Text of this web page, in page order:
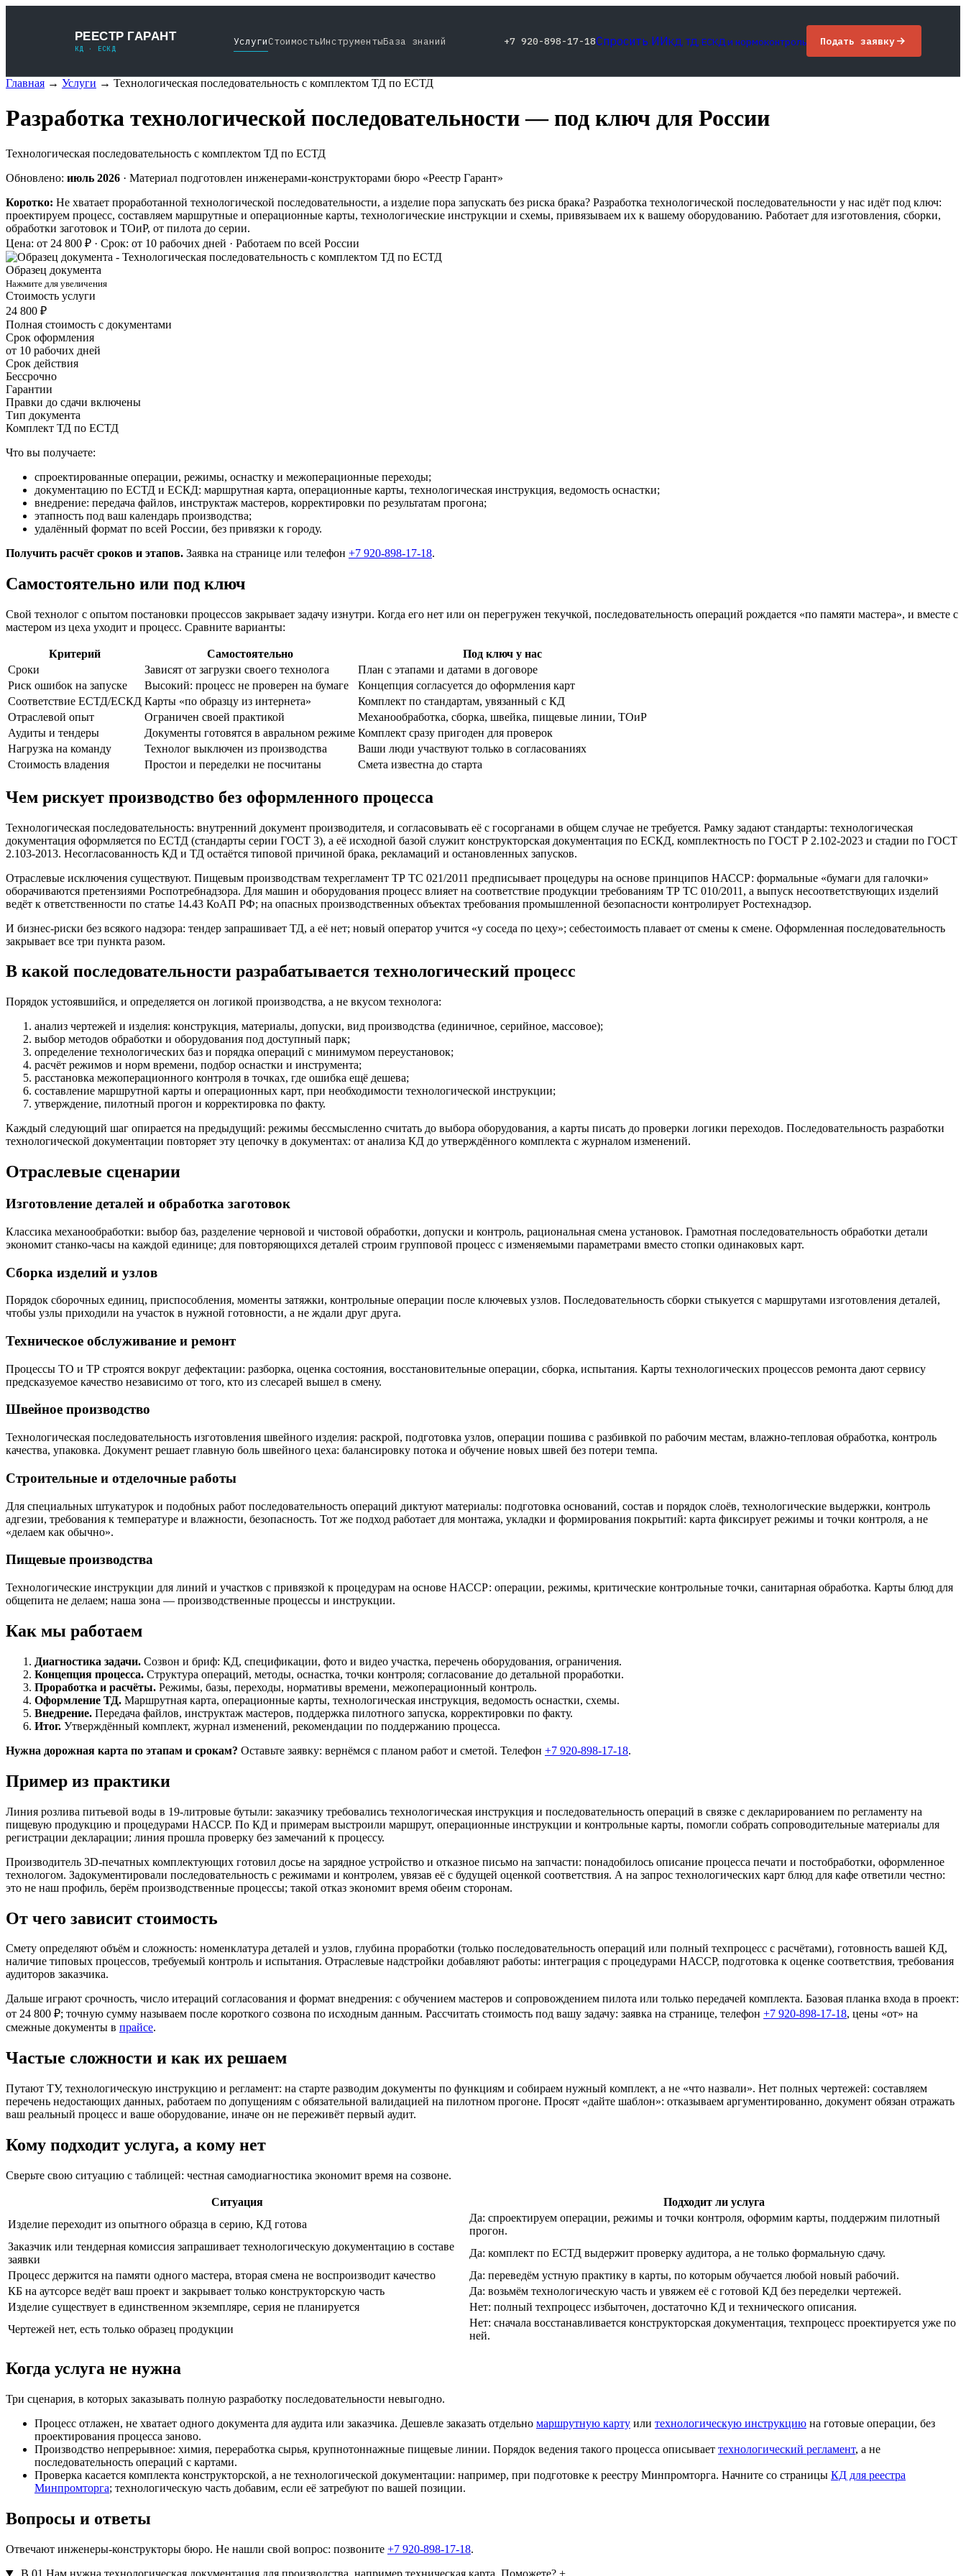
РЕЕСТР ГАРАНТ
КД · ЕСКД
УслугиСтоимостьИнструментыБаза знаний +7 920-898-17-18Спросить ИИКД, ТД, ЕСКД и нормоконтроль Подать заявку
Главная → Услуги → Технологическая последовательность с комплектом ТД по ЕСТД
Разработка технологической последовательности — под ключ для России
Технологическая последовательность с комплектом ТД по ЕСТД
Обновлено: июль 2026 · Материал подготовлен инженерами-конструкторами бюро «Реестр Гарант»
Коротко: Не хватает проработанной технологической последовательности, а изделие пора запускать без риска брака? Разработка технологической последовательности у нас идёт под ключ:
проектируем процесс, составляем маршрутные и операционные карты, технологические инструкции и схемы, привязываем их к вашему оборудованию. Работает для изготовления, сборки,
обработки заготовок и ТОиР, от пилота до серии.
Цена: от 24 800 ₽ · Срок: от 10 рабочих дней · Работаем по всей России
Образец документа
Нажмите для увеличения
Стоимость услуги
24 800 ₽
Полная стоимость с документами
Срок оформления
от 10 рабочих дней
Срок действия
Бессрочно
Гарантии
Правки до сдачи включены
Тип документа
Комплект ТД по ЕСТД
Что вы получаете:
спроектированные операции, режимы, оснастку и межоперационные переходы;
документацию по ЕСТД и ЕСКД: маршрутная карта, операционные карты, технологическая инструкция, ведомость оснастки;
внедрение: передача файлов, инструктаж мастеров, корректировки по результатам прогона;
этапность под ваш календарь производства;
удалённый формат по всей России, без привязки к городу.
Получить расчёт сроков и этапов. Заявка на странице или телефон +7 920-898-17-18.
Самостоятельно или под ключ
Свой технолог с опытом постановки процессов закрывает задачу изнутри. Когда его нет или он перегружен текучкой, последовательность операций рождается «по памяти мастера», и вместе с
мастером из цеха уходит и процесс. Сравните варианты:
Критерий Самостоятельно
Под ключ у нас
Сроки
Зависят от загрузки своего технолога
План с этапами и датами в договоре
Риск ошибок на запуске
Высокий: процесс не проверен на бумаге
Концепция согласуется до оформления карт
Соответствие ЕСТД/ЕСКД Карты «по образцу из интернета»
Комплект по стандартам, увязанный с КД
Отраслевой опыт
Ограничен своей практикой
Механообработка, сборка, швейка, пищевые линии, ТОиР
Аудиты и тендеры
Документы готовятся в авральном режиме Комплект сразу пригоден для проверок
Нагрузка на команду
Технолог выключен из производства
Ваши люди участвуют только в согласованиях
Стоимость владения
Простои и переделки не посчитаны Смета известна до старта
Чем рискует производство без оформленного процесса
Технологическая последовательность: внутренний документ производителя, и согласовывать её с госорганами в общем случае не требуется. Рамку задают стандарты: технологическая
документация оформляется по ЕСТД (стандарты серии ГОСТ 3), а её исходной базой служит конструкторская документация по ЕСКД, комплектность по ГОСТ Р 2.102-2023 и стадии по ГОСТ
2.103-2013. Несогласованность КД и ТД остаётся типовой причиной брака, рекламаций и остановленных запусков.
Отраслевые исключения существуют. Пищевым производствам техрегламент ТР ТС 021/2011 предписывает процедуры на основе принципов НАССР: формальные «бумаги для галочки»
оборачиваются претензиями Роспотребнадзора. Для машин и оборудования процесс влияет на соответствие продукции требованиям ТР ТС 010/2011, а выпуск несоответствующих изделий
ведёт к ответственности по статье 14.43 КоАП РФ; на опасных производственных объектах требования промышленной безопасности контролирует Ростехнадзор.
И бизнес-риски без всякого надзора: тендер запрашивает ТД, а её нет; новый оператор учится «у соседа по цеху»; себестоимость плавает от смены к смене. Оформленная последовательность
закрывает все три пункта разом.
В какой последовательности разрабатывается технологический процесс
Порядок устоявшийся, и определяется он логикой производства, а не вкусом технолога:
анализ чертежей и изделия: конструкция, материалы, допуски, вид производства (единичное, серийное, массовое);
выбор методов обработки и оборудования под доступный парк;
определение технологических баз и порядка операций с минимумом переустановок;
расчёт режимов и норм времени, подбор оснастки и инструмента;
расстановка межоперационного контроля в точках, где ошибка ещё дешева;
составление маршрутной карты и операционных карт, при необходимости технологической инструкции;
утверждение, пилотный прогон и корректировка по факту.
Каждый следующий шаг опирается на предыдущий: режимы бессмысленно считать до выбора оборудования, а карты писать до проверки логики переходов. Последовательность разработки
технологической документации повторяет эту цепочку в документах: от анализа КД до утверждённого комплекта с журналом изменений.
Отраслевые сценарии
Изготовление деталей и обработка заготовок
Классика механообработки: выбор баз, разделение черновой и чистовой обработки, допуски и контроль, рациональная смена установок. Грамотная последовательность обработки детали
экономит станко-часы на каждой единице; для повторяющихся деталей строим групповой процесс с изменяемыми параметрами вместо стопки одинаковых карт.
Сборка изделий и узлов
Порядок сборочных единиц, приспособления, моменты затяжки, контрольные операции после ключевых узлов. Последовательность сборки стыкуется с маршрутами изготовления деталей,
чтобы узлы приходили на участок в нужной готовности, а не ждали друг друга.
Техническое обслуживание и ремонт
Процессы ТО и ТР строятся вокруг дефектации: разборка, оценка состояния, восстановительные операции, сборка, испытания. Карты технологических процессов ремонта дают сервису
предсказуемое качество независимо от того, кто из слесарей вышел в смену.
Швейное производство
Технологическая последовательность изготовления швейного изделия: раскрой, подготовка узлов, операции пошива с разбивкой по рабочим местам, влажно-тепловая обработка, контроль
качества, упаковка. Документ решает главную боль швейного цеха: балансировку потока и обучение новых швей без потери темпа.
Строительные и отделочные работы
Для специальных штукатурок и подобных работ последовательность операций диктуют материалы: подготовка оснований, состав и порядок слоёв, технологические выдержки, контроль
адгезии, требования к температуре и влажности, безопасность. Тот же подход работает для монтажа, укладки и формирования покрытий: карта фиксирует режимы и точки контроля, а не
«делаем как обычно».
Пищевые производства
Технологические инструкции для линий и участков с привязкой к процедурам на основе НАССР: операции, режимы, критические контрольные точки, санитарная обработка. Карты блюд для
общепита не делаем; наша зона — производственные процессы и инструкции.
Как мы работаем
Диагностика задачи. Созвон и бриф: КД, спецификации, фото и видео участка, перечень оборудования, ограничения.
Концепция процесса. Структура операций, методы, оснастка, точки контроля; согласование до детальной проработки.
Проработка и расчёты. Режимы, базы, переходы, нормативы времени, межоперационный контроль.
Оформление ТД. Маршрутная карта, операционные карты, технологическая инструкция, ведомость оснастки, схемы.
Внедрение. Передача файлов, инструктаж мастеров, поддержка пилотного запуска, корректировки по факту.
Итог. Утверждённый комплект, журнал изменений, рекомендации по поддержанию процесса.
Нужна дорожная карта по этапам и срокам? Оставьте заявку: вернёмся с планом работ и сметой. Телефон +7 920-898-17-18.
Пример из практики
Линия розлива питьевой воды в 19-литровые бутыли: заказчику требовались технологическая инструкция и последовательность операций в связке с декларированием по регламенту на
пищевую продукцию и процедурами НАССР. По КД и примерам выстроили маршрут, операционные инструкции и контрольные карты, помогли собрать сопроводительные материалы для
регистрации декларации; линия прошла проверку без замечаний к процессу.
Производитель 3D-печатных комплектующих готовил досье на зарядное устройство и отказное письмо на запчасти: понадобилось описание процесса печати и постобработки, оформленное
технологом. Задокументировали последовательность с режимами и контролем, увязав её с будущей оценкой соответствия. А на запрос технологических карт блюд для кафе ответили честно:
это не наш профиль, берём производственные процессы; такой отказ экономит время обеим сторонам.
От чего зависит стоимость
Смету определяют объём и сложность: номенклатура деталей и узлов, глубина проработки (только последовательность операций или полный техпроцесс с расчётами), готовность вашей КД,
наличие типовых процессов, требуемый контроль и испытания. Отраслевые надстройки добавляют работы: интеграция с процедурами НАССР, подготовка к оценке соответствия, требования
аудиторов заказчика.
Дальше играют срочность, число итераций согласования и формат внедрения: с обучением мастеров и сопровождением пилота или только передачей комплекта. Базовая планка входа в проект:
от 24 800 ₽; точную сумму называем после короткого созвона по исходным данным. Рассчитать стоимость под вашу задачу: заявка на странице, телефон +7 920-898-17-18, цены «от» на
смежные документы в прайсе.
Частые сложности и как их решаем
Путают ТУ, технологическую инструкцию и регламент: на старте разводим документы по функциям и собираем нужный комплект, а не «что назвали». Нет полных чертежей: составляем
перечень недостающих данных, работаем по допущениям с обязательной валидацией на пилотном прогоне. Просят «дайте шаблон»: отказываем аргументированно, документ обязан отражать
ваш реальный процесс и ваше оборудование, иначе он не переживёт первый аудит.
Кому подходит услуга, а кому нет
Сверьте свою ситуацию с таблицей: честная самодиагностика экономит время на созвоне.
Ситуация
Подходит ли услуга
Изделие переходит из опытного образца в серию, КД готова
Да: спроектируем операции, режимы и точки контроля, оформим карты, поддержим пилотный
прогон.
Заказчик или тендерная комиссия запрашивает технологическую документацию в составе
заявки
Да: комплект по ЕСТД выдержит проверку аудитора, а не только формальную сдачу.
Процесс держится на памяти одного мастера, вторая смена не воспроизводит качество
Да: переведём устную практику в карты, по которым обучается любой новый рабочий.
КБ на аутсорсе ведёт ваш проект и закрывает только конструкторскую часть
Да: возьмём технологическую часть и увяжем её с готовой КД без переделки чертежей.
Изделие существует в единственном экземпляре, серия не планируется
Нет: полный техпроцесс избыточен, достаточно КД и технического описания.
Чертежей нет, есть только образец продукции
Нет: сначала восстанавливается конструкторская документация, техпроцесс проектируется уже по
ней.
Когда услуга не нужна
Три сценария, в которых заказывать полную разработку последовательности невыгодно.
Процесс отлажен, не хватает одного документа для аудита или заказчика. Дешевле заказать отдельно маршрутную карту или технологическую инструкцию на готовые операции, без
проектирования процесса заново.
Производство непрерывное: химия, переработка сырья, крупнотоннажные пищевые линии. Порядок ведения такого процесса описывает технологический регламент, а не
последовательность операций с картами.
Проверка касается комплекта конструкторской, а не технологической документации: например, при подготовке к реестру Минпромторга. Начните со страницы КД для реестра
Минпромторга; технологическую часть добавим, если её затребуют по вашей позиции.
Вопросы и ответы
Отвечают инженеры-конструкторы бюро. Не нашли свой вопрос: позвоните +7 920-898-17-18.
В.01 Нам нужна технологическая документация для производства, например техническая карта. Поможете? +